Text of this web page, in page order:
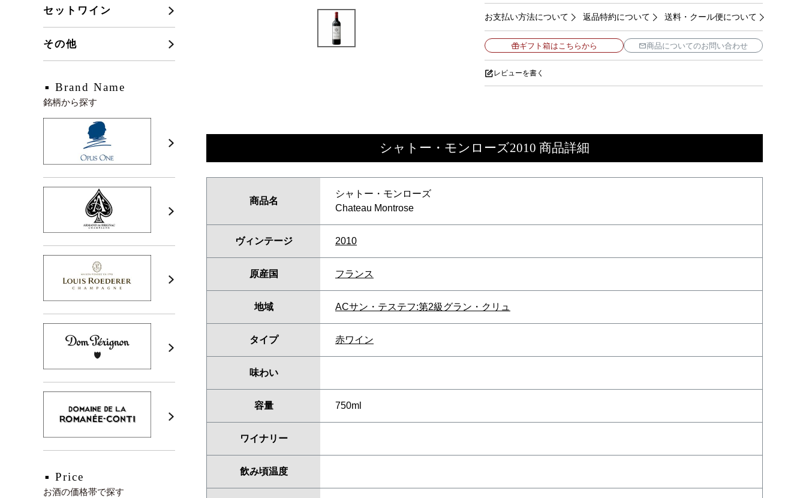
セットワイン
その他
Brand Name
銘柄から探す
Price
お酒の価格帯で探す
お支払い方法について 返品特約について 送料・クール便について
ギフト箱はこちらから 商品についてのお問い合わせ
レビューを書く
シャトー・モンローズ2010 商品詳細
商品名
シャトー・モンローズ
Chateau Montrose
ヴィンテージ 2010
原産国 フランス
地域 ACサン・テステフ:第2級グラン・クリュ
タイプ 赤ワイン
味わい
容量 750ml
ワイナリー
飲み頃温度